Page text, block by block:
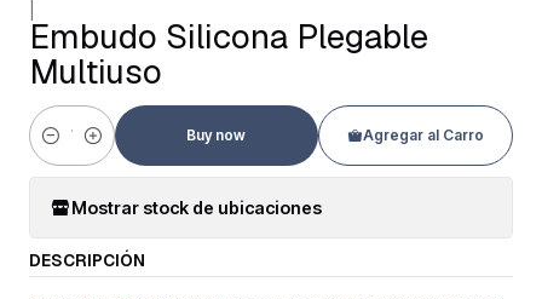
Embudo Silicona Plegable
Multiuso
Cantidad
Agregar al Carro
Buy now
Mostrar stock de ubicaciones
DESCRIPCIÓN